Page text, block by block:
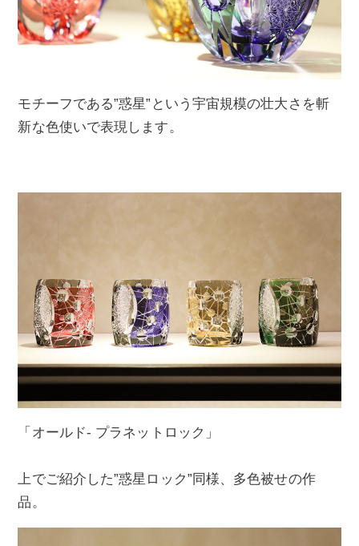
モチーフである”惑星”という宇宙規模の壮大さを斬
新な色使いで表現します。
「オールド- プラネットロック」
上でご紹介した”惑星ロック”同様、多色被せの作
品。